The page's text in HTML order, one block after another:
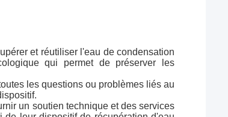
et réutiliser l'eau de condensation
qui permet de préserver les
les questions ou problèmes liés au
un soutien technique et des services